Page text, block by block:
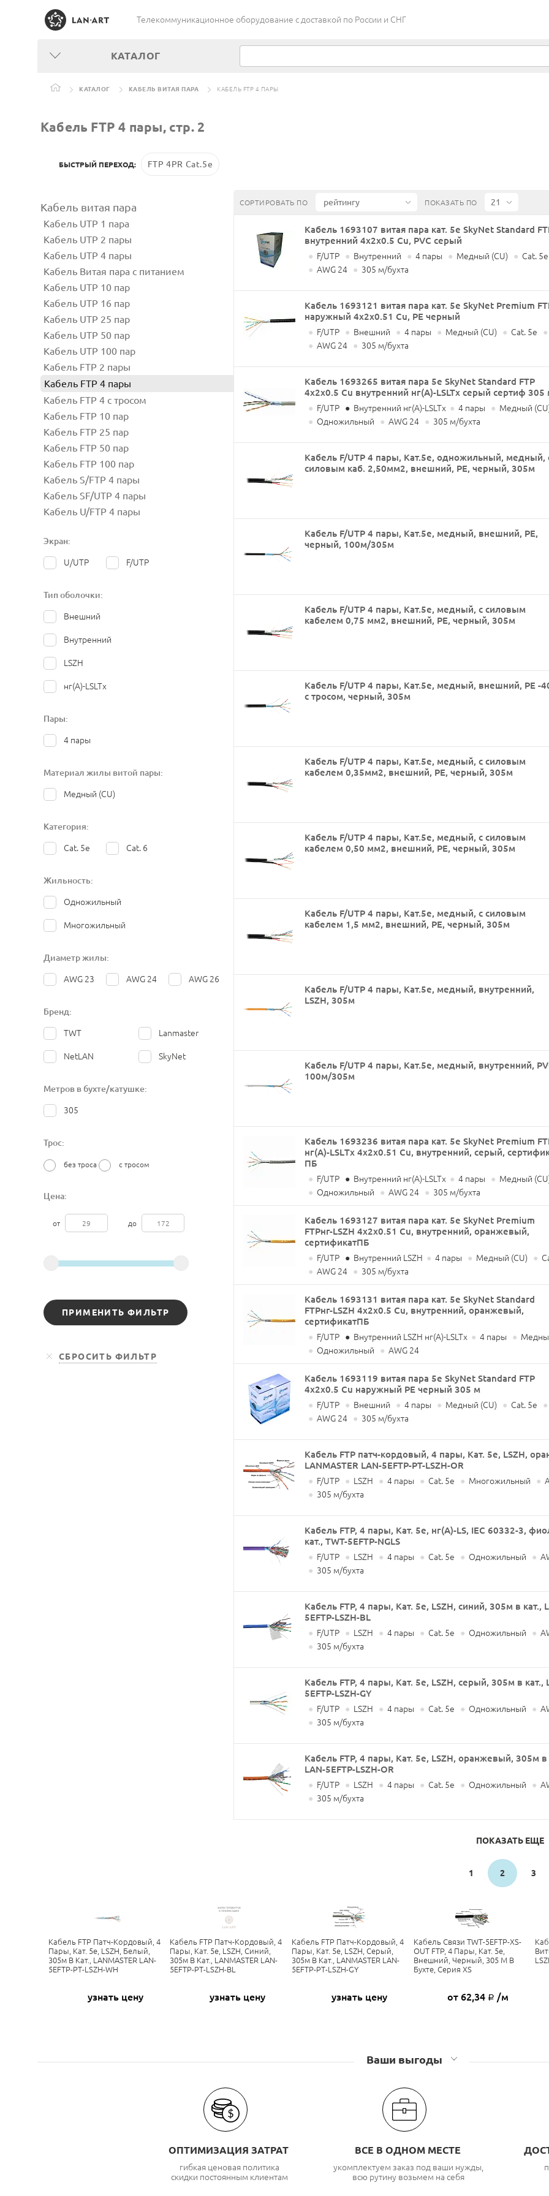
Телекоммуникационное оборудование c доставкой по России и СНГ
КАТАЛОГ
КАТАЛОГ КАБЕЛЬ ВИТАЯ ПАРА КАБЕЛЬ FTP 4 ПАРЫ
Кабель FTP 4 пары, стр. 2
БЫСТРЫЙ ПЕРЕХОД: FTP 4PR Cat.5e
Кабель витая пара
Кабель UTP 1 пара
Кабель UTP 2 пары
Кабель UTP 4 пары
Кабель Витая пара с питанием
Кабель UTP 10 пар
Кабель UTP 16 пар
Кабель UTP 25 пар
Кабель UTP 50 пар
Кабель UTP 100 пар
Кабель FTP 2 пары
Кабель FTP 4 пары
Кабель FTP 4 с тросом
Кабель FTP 10 пар
Кабель FTP 25 пар
Кабель FTP 50 пар
Кабель FTP 100 пар
Кабель S/FTP 4 пары
Кабель SF/UTP 4 пары
Кабель U/FTP 4 пары
Экран:
U/UTP F/UTP
Тип оболочки:
Внешний
Внутренний
LSZH
нг(А)-LSLTx
Пары:
4 пары
Материал жилы витой пары:
Медный (CU)
Категория:
Cat. 5e Cat. 6
Жильность:
Одножильный
Многожильный
Диаметр жилы:
AWG 23 AWG 24 AWG 26
Бренд:
TWT Lanmaster
NetLAN SkyNet
Метров в бухте/катушке:
305
Трос:
без троса с тросом
Цена:
от до
СОРТИРОВАТЬ ПО ПОКАЗАТЬ ПО
Кабель 1693107 витая пара кат. 5е SkyNet Standard
внутренний 4x2x0.5 Cu, PVC серый
● F/UTP ● Внутренний ● 4 пары ● Медный (CU) ● Cat. 5e
● AWG 24 ● 305 м/бухта
Кабель 1693121 витая пара кат. 5е SkyNet Premium
наружный 4x2x0.51 Cu, PE черный
● F/UTP ● Внешний ● 4 пары ● Медный (CU) ● Cat. 5e ●
● AWG 24 ● 305 м/бухта
Кабель 1693265 витая пара 5е SkyNet Standard FTP
4x2x0.5 Cu внутренний нг(A)-LSLTx серый сертиф 305
● F/UTP ● Внутренний нг(А)-LSLTx ● 4 пары ● Медный
● Одножильный ● AWG 24 ● 305 м/бухта
Кабель F/UTP 4 пары, Кат.5e, одножильный, медный,
силовым каб. 2,50мм2, внешний, PE, черный, 305м
Кабель F/UTP 4 пары, Кат.5е, медный, внешний, PE,
черный, 100м/305м
Кабель F/UTP 4 пары, Кат.5е, медный, с силовым
кабелем 0,75 мм2, внешний, PE, черный, 305м
Кабель F/UTP 4 пары, Кат.5е, медный, внешний, PE -
с тросом, черный, 305м
Кабель F/UTP 4 пары, Кат.5е, медный, с силовым
кабелем 0,35мм2, внешний, PE, черный, 305м
Кабель F/UTP 4 пары, Кат.5е, медный, с силовым
кабелем 0,50 мм2, внешний, PE, черный, 305м
Кабель F/UTP 4 пары, Кат.5е, медный, с силовым
кабелем 1,5 мм2, внешний, PE, черный, 305м
Кабель F/UTP 4 пары, Кат.5e, медный, внутренний,
LSZH, 305м
Кабель F/UTP 4 пары, Кат.5e, медный, внутренний,
100м/305м
Кабель 1693236 витая пара кат. 5е SkyNet Premium
нг(А)-LSLТx 4х2х0.51 Cu, внутренний, серый,
ПБ
● F/UTP ● Внутренний нг(А)-LSLTx ● 4 пары ● Медный
● Одножильный ● AWG 24 ● 305 м/бухта
Кабель 1693127 витая пара кат. 5е SkyNet Premium
FTPнг-LSZH 4х2х0.51 Cu, внутренний, оранжевый,
сертификатПБ
● F/UTP ● Внутренний LSZH ● 4 пары ● Медный (CU) ●
● AWG 24 ● 305 м/бухта
Кабель 1693131 витая пара кат. 5е SkyNet Standard
FTPнг-LSZH 4х2х0.5 Cu, внутренний, оранжевый,
сертификатПБ
● F/UTP ● Внутренний LSZH нг(А)-LSLTx ● 4 пары ●
● Одножильный ● AWG 24
Кабель 1693119 витая пара 5е SkyNet Standard FTP
4x2x0.5 Cu наружный PE черный 305 м
● F/UTP ● Внешний ● 4 пары ● Медный (CU) ● Cat. 5e ●
● AWG 24 ● 305 м/бухта
Кабель FTP патч-кордовый, 4 пары, Кат. 5e, LSZH,
LANMASTER LAN-5EFTP-PT-LSZH-OR
● F/UTP ● LSZH ● 4 пары ● Cat. 5e ● Многожильный ●
● 305 м/бухта
Кабель FTP, 4 пары, Кат. 5e, нг(А)-LS, IEC 60332-3,
кат., TWT-5EFTP-NGLS
● F/UTP ● LSZH ● 4 пары ● Cat. 5e ● Одножильный ●
● 305 м/бухта
Кабель FTP, 4 пары, Кат. 5e, LSZH, синий, 305м в кат.,
5EFTP-LSZH-BL
● F/UTP ● LSZH ● 4 пары ● Cat. 5e ● Одножильный ●
● 305 м/бухта
Кабель FTP, 4 пары, Кат. 5e, LSZH, серый, 305м в кат.,
5EFTP-LSZH-GY
● F/UTP ● LSZH ● 4 пары ● Cat. 5e ● Одножильный ●
● 305 м/бухта
Кабель FTP, 4 пары, Кат. 5e, LSZH, оранжевый, 305м в
LAN-5EFTP-LSZH-OR
● F/UTP ● LSZH ● 4 пары ● Cat. 5e ● Одножильный ●
● 305 м/бухта
ПОКАЗАТЬ ЕЩЕ
1 2 3
Кабель FTP Патч-Кордовый, 4
Пары, Кат. 5e, LSZH, Белый,
305м В Кат., LANMASTER LAN-
5EFTP-PT-LSZH-WH
узнать цену
Кабель FTP Патч-Кордовый, 4
Пары, Кат. 5e, LSZH, Синий,
305м В Кат., LANMASTER LAN-
5EFTP-PT-LSZH-BL
узнать цену
Кабель FTP Патч-Кордовый, 4
Пары, Кат. 5e, LSZH, Серый,
305м В Кат., LANMASTER LAN-
5EFTP-PT-LSZH-GY
узнать цену
Кабель Связи TWT-5EFTP-XS-
OUT FTP, 4 Пары, Кат. 5e,
Внешний, Черный, 305 М В
Бухте, Серия XS
от 62,34 Р /м
Ваши выгоды
ОПТИМИЗАЦИЯ ЗАТРАТ
гибкая ценовая политика
скидки постоянным клиентам
ВСЕ В ОДНОМ МЕСТЕ
укомплектуем заказ под ваши нужды,
всю рутину возьмем на себя